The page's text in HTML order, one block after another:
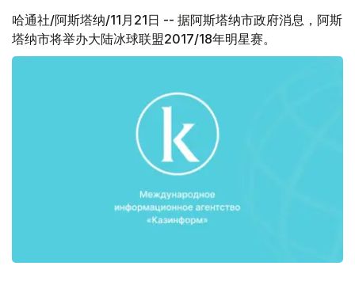
哈通社/阿斯塔纳/11月21日 -- 据阿斯塔纳市政府消息，阿斯
塔纳市将举办大陆冰球联盟2017/18年明星赛。